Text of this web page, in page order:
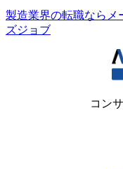
製造業界の転職ならメ
ズジョブ
コン